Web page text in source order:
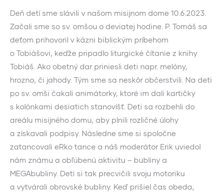
Deň detí sme slávili v našom misijnom dome 10.6.2023.
Začali sme so sv. omšou o deviatej hodine. P. Tomáš sa
deťom prihovoril v kázni biblickým príbehom
o Tobiášovi, keďže pripadlo liturgické čítanie z knihy
Tobiáš. Ako obetný dar priniesli deti napr. melóny,
hrozno, či jahody. Tým sme sa neskôr občerstvili. Na deti
po sv. omši čakali animátorky, ktoré im dali kartičky
s kolónkami desiatich stanovíšť. Deti sa rozbehli do
areálu misijného domu, aby plnili rozličné úlohy
a získavali podpisy. Následne sme si spoločne
zatancovali eRko tance a náš moderátor Erik uviedol
nám známu a obľúbenú aktivitu – bubliny a
MEGAbubliny. Deti si tak precvičili svoju motoriku
a vytvárali obrovské bubliny. Keď prišiel čas obeda,